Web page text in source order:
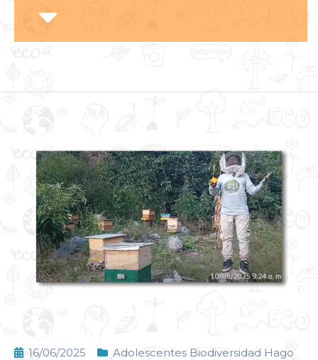
16/06/2025
Adolescentes Biodiversidad Hago